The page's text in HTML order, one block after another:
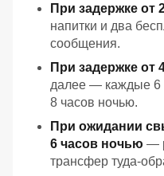
При задержке от
напитки и два
сообщения.
При задержке от
далее — каждые 6
8 часов ночью.
При ожидании
6 часов ночью —
трансфер